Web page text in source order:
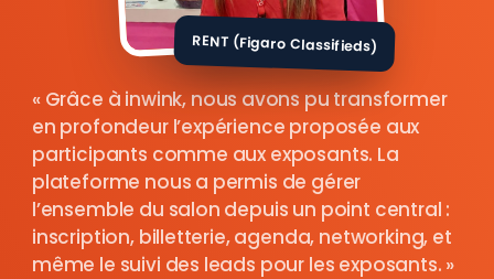
RENT (Figaro Classifieds)
Grâce à inwink, nous avons pu transformer
en profondeur l’expérience proposée aux
participants comme aux exposants. La
plateforme nous a permis de gérer
l’ensemble du salon depuis un point central :
inscription, billetterie, agenda, networking, et
même le suivi des leads pour les exposants.